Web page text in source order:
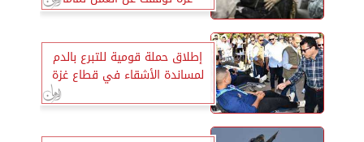
إطلاق حملة قومية للتبرع بالدم
لمساندة الأشقاء في قطاع غزة